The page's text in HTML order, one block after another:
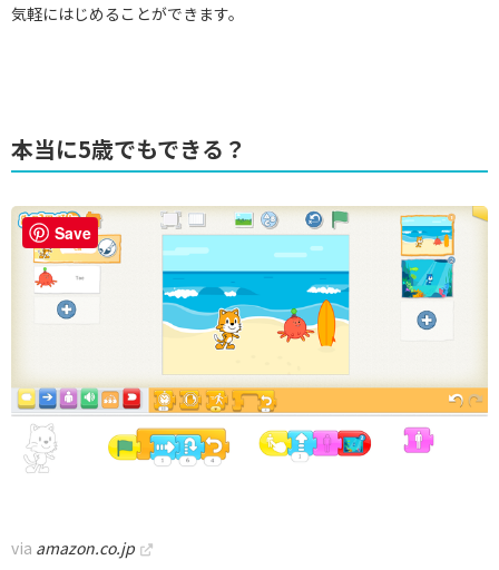
気軽にはじめることができます。
本当に5歳でもできる？
via amazon.co.jp
Save